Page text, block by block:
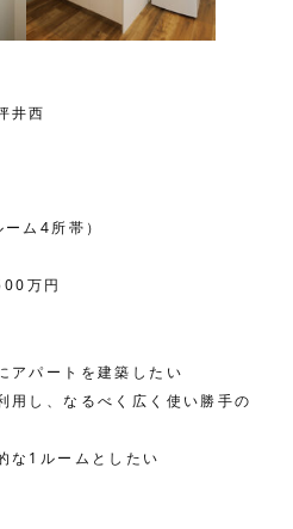
西
4所帯）
万円
アパートを建築したい
用し、なるべく広く使い勝手の
な1ルームとしたい